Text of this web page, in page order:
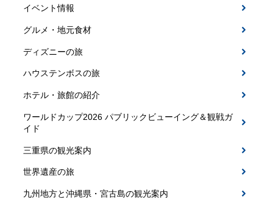
イベント情報
グルメ・地元食材
ディズニーの旅
ハウステンボスの旅
ホテル・旅館の紹介
ワールドカップ2026 パブリックビューイング＆観戦ガ
イド
三重県の観光案内
世界遺産の旅
九州地方と沖縄県・宮古島の観光案内